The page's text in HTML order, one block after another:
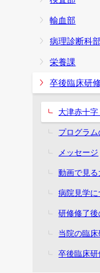
輸血部
病理診断科
栄養課
卒後臨床研
大津赤十
プログラ
メッセージ
動画で見
病院見学に
研修修了
当院の臨
卒後臨床